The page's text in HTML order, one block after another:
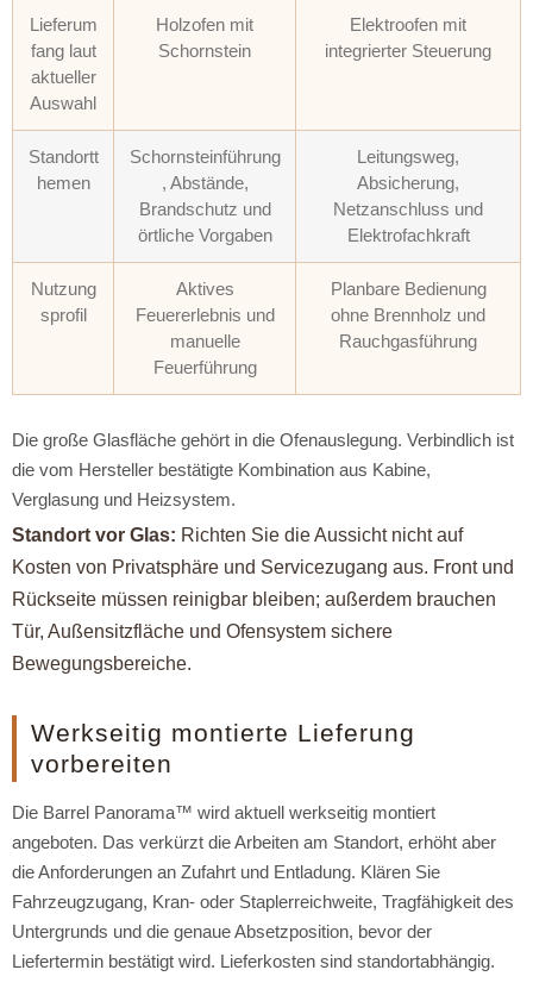
Lieferum
fang laut
aktueller
Auswahl
Holzofen mit
Schornstein
Elektroofen mit
integrierter Steuerung
Standortt
hemen
Schornsteinführung
, Abstände,
Brandschutz und
örtliche Vorgaben
Leitungsweg,
Absicherung,
Netzanschluss und
Elektrofachkraft
Nutzung
sprofil
Aktives
Feuererlebnis und
manuelle
Feuerführung
Planbare Bedienung
ohne Brennholz und
Rauchgasführung
Die große Glasfläche gehört in die Ofenauslegung. Verbindlich ist
die vom Hersteller bestätigte Kombination aus Kabine,
Verglasung und Heizsystem.
Standort vor Glas: Richten Sie die Aussicht nicht auf
Kosten von Privatsphäre und Servicezugang aus. Front und
Rückseite müssen reinigbar bleiben; außerdem brauchen
Tür, Außensitzfläche und Ofensystem sichere
Bewegungsbereiche.
Werkseitig montierte Lieferung
vorbereiten
Die Barrel Panorama™ wird aktuell werkseitig montiert
angeboten. Das verkürzt die Arbeiten am Standort, erhöht aber
die Anforderungen an Zufahrt und Entladung. Klären Sie
Fahrzeugzugang, Kran- oder Staplerreichweite, Tragfähigkeit des
Untergrunds und die genaue Absetzposition, bevor der
Liefertermin bestätigt wird. Lieferkosten sind standortabhängig.